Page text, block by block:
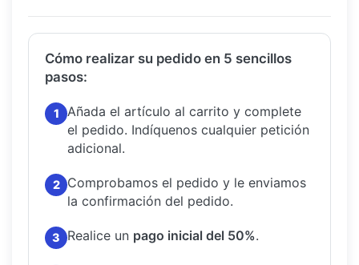
Cómo realizar su pedido en 5 sencillos
pasos:
1
Añada el artículo al carrito y complete
el pedido. Indíquenos cualquier petición
adicional.
2
Comprobamos el pedido y le enviamos
la confirmación del pedido.
3 Realice un pago inicial del 50%.